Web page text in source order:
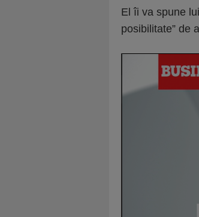
El îi va spune
posibilitate” de